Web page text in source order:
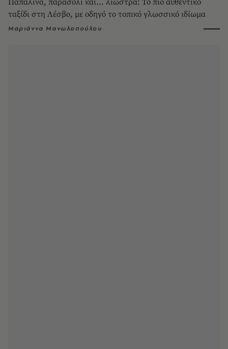
Παπαλίνα, παρασόλι και... λιώστρα: Το πιο αυθεντικό
ταξίδι στη Λέσβο, με οδηγό το τοπικό γλωσσικό ιδίωμα
Μαριάννα Μανωλοπούλου